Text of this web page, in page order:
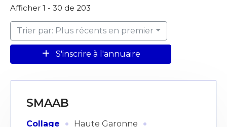
Afficher 1 - 30 de 203
Trier par: Plus récents en premier
S'inscrire à l'annuaire
SMAAB
Collage Haute Garonne